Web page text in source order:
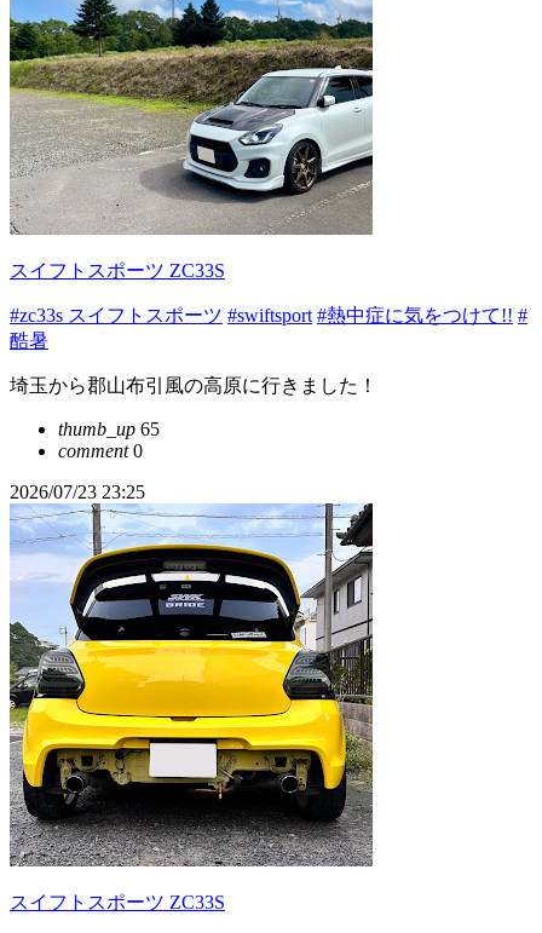
スイフトスポーツ ZC33S
#zc33s スイフトスポーツ #swiftsport #熱中症に気をつけて!! #
酷暑
埼玉から郡山布引風の高原に行きました！
thumb_up 65
comment0
2026/07/23 23:25
スイフトスポーツ ZC33S